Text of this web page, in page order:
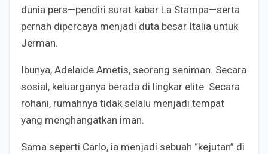
dunia pers—pendiri surat kabar La Stampa—serta
pernah dipercaya menjadi duta besar Italia untuk
Jerman.
Ibunya, Adelaide Ametis, seorang seniman. Secara
sosial, keluarganya berada di lingkar elite. Secara
rohani, rumahnya tidak selalu menjadi tempat
yang menghangatkan iman.
Sama seperti Carlo, ia menjadi sebuah “kejutan” di